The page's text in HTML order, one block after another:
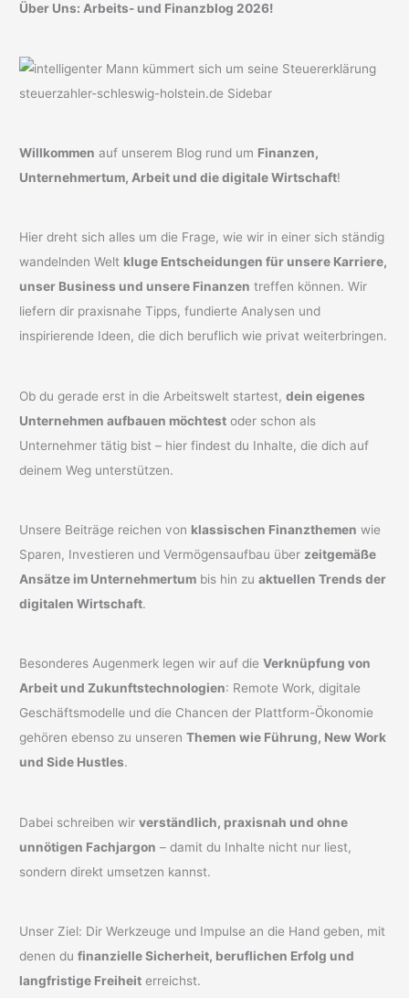
Über Uns: Arbeits- und Finanzblog 2026!
Willkommen auf unserem Blog rund um Finanzen,
Unternehmertum, Arbeit und die digitale Wirtschaft!
Hier dreht sich alles um die Frage, wie wir in einer sich ständig
wandelnden Welt kluge Entscheidungen für unsere Karriere,
unser Business und unsere Finanzen treffen können. Wir
liefern dir praxisnahe Tipps, fundierte Analysen und
inspirierende Ideen, die dich beruflich wie privat weiterbringen.
Ob du gerade erst in die Arbeitswelt startest,dein eigenes
Unternehmen aufbauen möchtest oder schon als
Unternehmer tätig bist – hier findest du Inhalte, die dich auf
deinem Weg unterstützen.
Unsere Beiträge reichen von klassischen Finanzthemen wie
Sparen, Investieren und Vermögensaufbau über zeitgemäße
Ansätze im Unternehmertum bis hin zuaktuellen Trends der
digitalen Wirtschaft.
Besonderes Augenmerk legen wir auf dieVerknüpfung von
Arbeit und Zukunftstechnologien: Remote Work, digitale
Geschäftsmodelle und die Chancen der Plattform-Ökonomie
gehören ebenso zu unserenThemen wie Führung, New Work
und Side Hustles.
Dabei schreiben wirverständlich, praxisnah und ohne
unnötigen Fachjargon – damit du Inhalte nicht nur liest,
sondern direkt umsetzen kannst.
Unser Ziel: Dir Werkzeuge und Impulse an die Hand geben, mit
denen dufinanzielle Sicherheit, beruflichen Erfolg und
langfristige Freiheit erreichst.